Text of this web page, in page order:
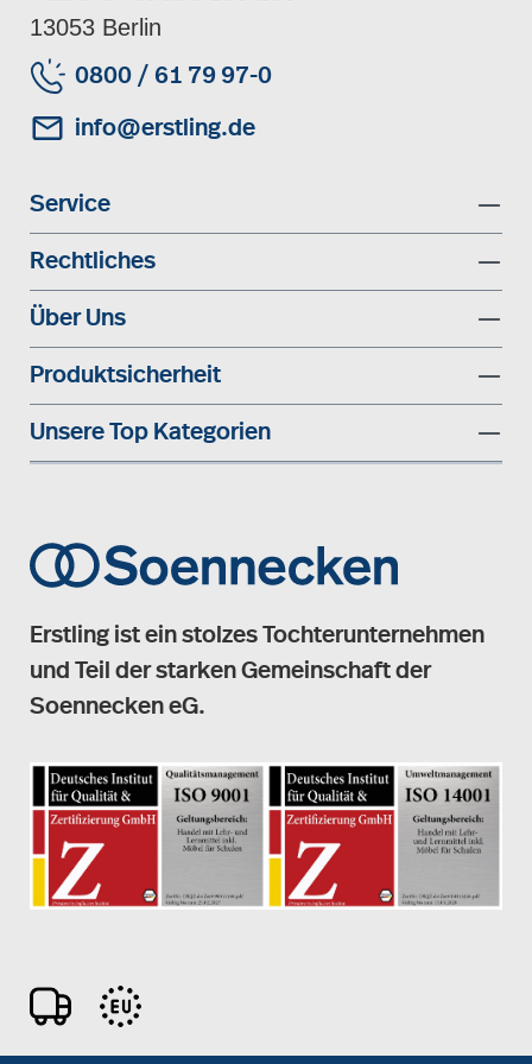
13053 Berlin
0800 / 61 79 97-0
info@erstling.de
Service
Rechtliches
Über Uns
Produktsicherheit
Unsere Top Kategorien
Erstling ist ein stolzes Tochterunternehmen
und Teil der starken Gemeinschaft der
Soennecken eG.